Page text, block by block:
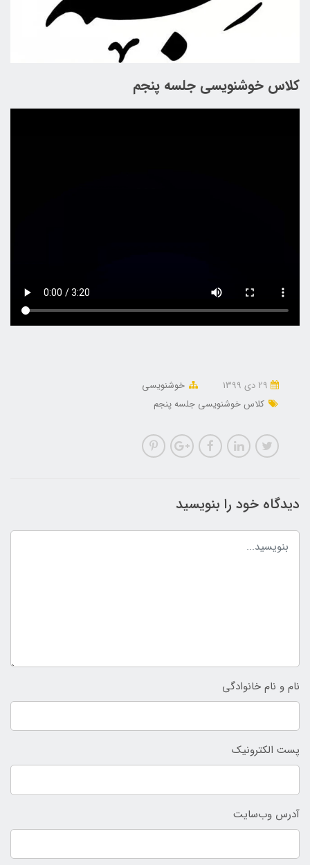
کلاس خوشنویسی جلسه پنجم
خوشنویسی
کلاس خوشنویسی جلسه پنجم
دیدگاه خود را بنویسید
نام و نام خانوادگی
پست الکترونیک
آدرس وب‌سایت